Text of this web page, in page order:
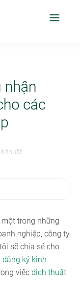
nhận
các
thuật
một trong những
nghiệp, công ty
sẽ chia sẻ cho
ký kinh
việc dịch thuật